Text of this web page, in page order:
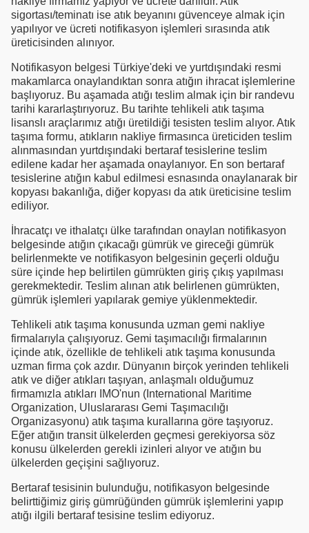
sigortası/teminatı ise atık beyanını güvenceye almak için
yapılıyor ve ücreti notifikasyon işlemleri sırasında atık
üreticisinden alınıyor.
Notifikasyon belgesi Türkiye'deki ve yurtdışındaki resmi
makamlarca onaylandıktan sonra atığın ihracat işlemlerine
başlıyoruz. Bu aşamada atığı teslim almak için bir randevu
tarihi kararlaştırıyoruz. Bu tarihte tehlikeli atık taşıma
lisanslı araçlarımız atığı üretildiği tesisten teslim alıyor. Atık
taşıma formu, atıkların nakliye firmasınca üreticiden teslim
alınmasından yurtdışındaki bertaraf tesislerine teslim
edilene kadar her aşamada onaylanıyor. En son bertaraf
tesislerine atığın kabul edilmesi esnasında onaylanarak bir
kopyası bakanlığa, diğer kopyası da atık üreticisine teslim
ediliyor.
İhracatçı ve ithalatçı ülke tarafından onaylan notifikasyon
belgesinde atığın çıkacağı gümrük ve gireceği gümrük
belirlenmekte ve notifikasyon belgesinin geçerli olduğu
süre içinde hep belirtilen gümrükten giriş çıkış yapılması
gerekmektedir. Teslim alınan atık belirlenen gümrükten,
gümrük işlemleri yapılarak gemiye yüklenmektedir.
Tehlikeli atık taşıma konusunda uzman gemi nakliye
firmalarıyla çalışıyoruz. Gemi taşımacılığı firmalarının
içinde atık, özellikle de tehlikeli atık taşıma konusunda
uzman firma çok azdır. Dünyanın birçok yerinden tehlikeli
atık ve diğer atıkları taşıyan, anlaşmalı olduğumuz
firmamızla atıkları IMO'nun (International Maritime
Organization, Uluslararası Gemi Taşımacılığı
Organizasyonu) atık taşıma kurallarına göre taşıyoruz.
Eğer atığın transit ülkelerden geçmesi gerekiyorsa söz
konusu ülkelerden gerekli izinleri alıyor ve atığın bu
ülkelerden geçişini sağlıyoruz.
Bertaraf tesisinin bulunduğu, notifikasyon belgesinde
belirttiğimiz giriş gümrüğünden gümrük işlemlerini yapıp
atığı ilgili bertaraf tesisine teslim ediyoruz.